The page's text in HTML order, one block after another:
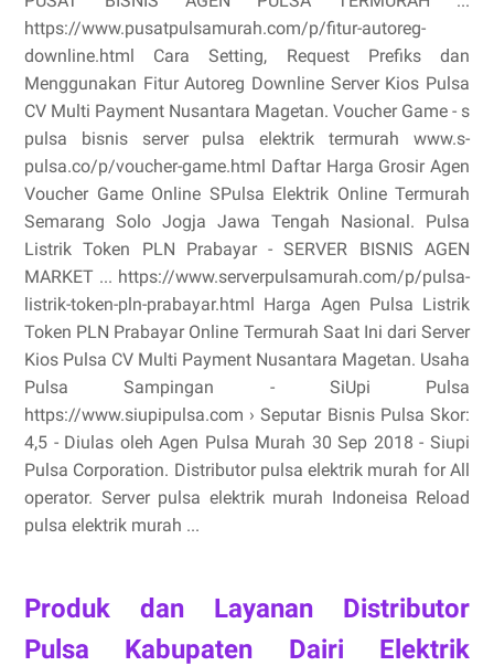
https://www.pusatpulsamurah.com/p/fitur-autoreg-
downline.html Cara Setting, Request Prefiks dan
Menggunakan Fitur Autoreg Downline Server Kios Pulsa
CV Multi Payment Nusantara Magetan. Voucher Game - s
pulsa bisnis server pulsa elektrik termurah www.s-
pulsa.co/p/voucher-game.html Daftar Harga Grosir Agen
Voucher Game Online SPulsa Elektrik Online Termurah
Semarang Solo Jogja Jawa Tengah Nasional. Pulsa
Listrik Token PLN Prabayar - SERVER BISNIS AGEN
MARKET ... https://www.serverpulsamurah.com/p/pulsa-
listrik-token-pln-prabayar.html Harga Agen Pulsa Listrik
Token PLN Prabayar Online Termurah Saat Ini dari Server
Kios Pulsa CV Multi Payment Nusantara Magetan. Usaha
Pulsa Sampingan - SiUpi Pulsa
https://www.siupipulsa.com › Seputar Bisnis Pulsa Skor:
4,5 - ‎Diulas oleh Agen Pulsa Murah 30 Sep 2018 - Siupi
Pulsa Corporation. Distributor pulsa elektrik murah for All
operator. Server pulsa elektrik murah Indoneisa Reload
pulsa elektrik murah ...
Produk dan Layanan Distributor
Pulsa Kabupaten Dairi Elektrik